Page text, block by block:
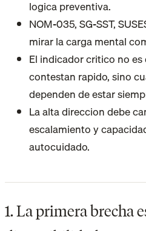
logica preventiva.
NOM-035, SG-SST,
mirar la carga mental
El indicador critico no
contestan rapido, sino
dependen de estar
La alta direccion debe
escalamiento y
autocuidado.
1. La primera brecha